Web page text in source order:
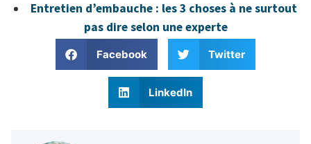
Entretien d’embauche : les 3 choses à ne surtout
pas dire selon une experte
Facebook Twitter
LinkedIn